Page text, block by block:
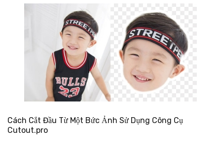
Cách Cắt Đầu Từ Một Bức Ảnh Sử Dụng Công Cụ
Cutout.pro